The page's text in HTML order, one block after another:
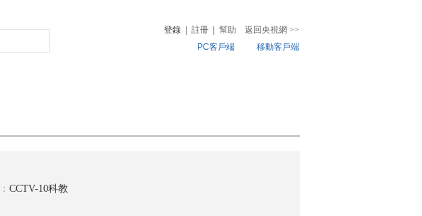
登錄 註冊 幫助 返回央視網 >>
PC客戶端
移動客戶端
CCTV-10科教